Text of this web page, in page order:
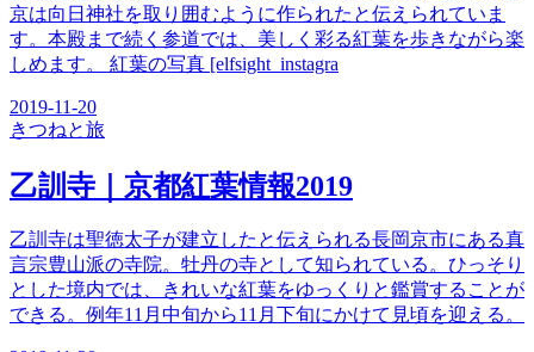
京は向日神社を取り囲むように作られたと伝えられていま
す。本殿まで続く参道では、美しく彩る紅葉を歩きながら楽
しめます。 紅葉の写真 [elfsight_instagra
2019-11-20
きつねと旅
乙訓寺｜京都紅葉情報2019
乙訓寺は聖徳太子が建立したと伝えられる長岡京市にある真
言宗豊山派の寺院。牡丹の寺として知られている。ひっそり
とした境内では、きれいな紅葉をゆっくりと鑑賞することが
できる。例年11月中旬から11月下旬にかけて見頃を迎える。